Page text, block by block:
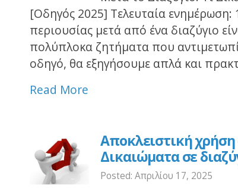
[Οδηγός 2025] Τελευταία
περιουσίας μετά από ένα διαζύγιο
πολύπλοκα ζητήματα που
οδηγό, θα εξηγήσουμε απλά και
Read More
Αποκλειστική
Δικαιώματα σε
Posted: Απριλίου 17, 2025